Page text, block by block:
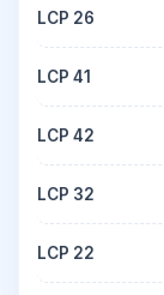
LCP 26
LCP 41
LCP 42
LCP 32
LCP 22